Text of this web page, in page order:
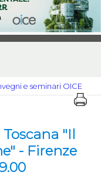
e seminari OICE
"Il
- Firenze